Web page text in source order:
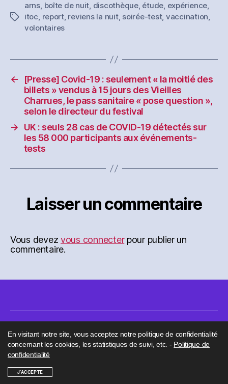
Étiquettes
arns, boîte de nuit, discothèque, étude, expérience,
itoc, report, reviens la nuit, soirée-test, vaccination,
volontaires
←
[Presse] Covid-19 : seulement « la moitié des
billets » vendus à 15 jours des Vieilles
Charrues, le pass sanitaire « pose question »,
selon le directeur du festival
→
UK : seuls 28 cas de COVID-19 détectés sur
les 58 000 participants aux événements-
tests
Laisser un commentaire
Vous devezvous connecterpour publier un
commentaire.
En visitant notre site, vous acceptez notre politique de confidentialité
concernant les cookies, les statistiques de suivi, etc. - Politique de
confidentialité
J'ACCEPTE